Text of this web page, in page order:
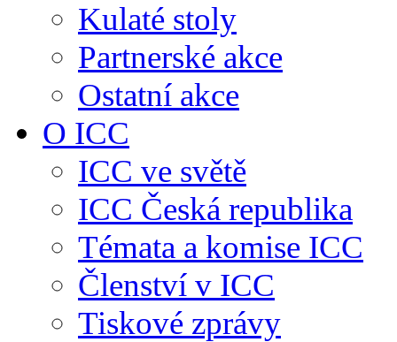
Kulaté stoly
Partnerské akce
Ostatní akce
O ICC
ICC ve světě
ICC Česká republika
Témata a komise ICC
Členství v ICC
Tiskové zprávy